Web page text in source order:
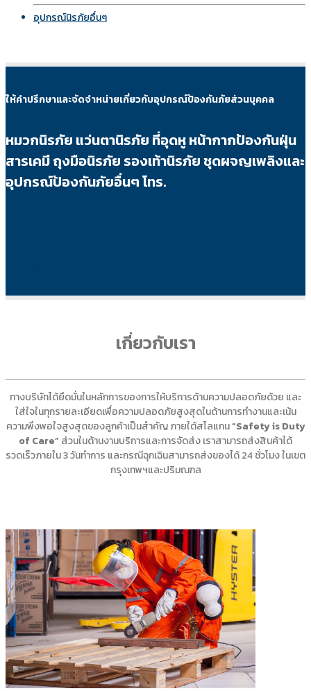
อุปกรณ์นิรภัยอื่นๆ
ให้คำปรึกษาและจัดจำหน่ายเกี่ยวกับอุปกรณ์ป้องกันภัยส่วนบุคคล
หมวกนิรภัย แว่นตานิรภัย ที่อุดหู หน้ากากป้องกันฝุ่น
สารเคมี ถุงมือนิรภัย รองเท้านิรภัย ชุดผจญเพลิงและ
อุปกรณ์ป้องกันภัยอื่นๆ โทร.
เกี่ยวกับเรา
ทางบริษัทได้ยึดมั่นในหลักการของการให้บริการด้านความปลอดภัยด้วย และ
ใส่ใจในทุกรายละเอียดเพื่อความปลอดภัยสูงสุดในด้านการทำงานและเน้น
ความพึงพอใจสูงสุดของลูกค้าเป็นสำคัญ ภายใต้สโลแกน“Safety is Duty
of Care” ส่วนในด้านงานบริการและการจัดส่ง เราสามารถส่งสินค้าได้
รวดเร็วภายใน 3 วันทำการ และกรณีฉุกเฉินสามารถส่งของได้ 24 ชั่วโมง ในเขต
กรุงเทพฯและปริมณฑล